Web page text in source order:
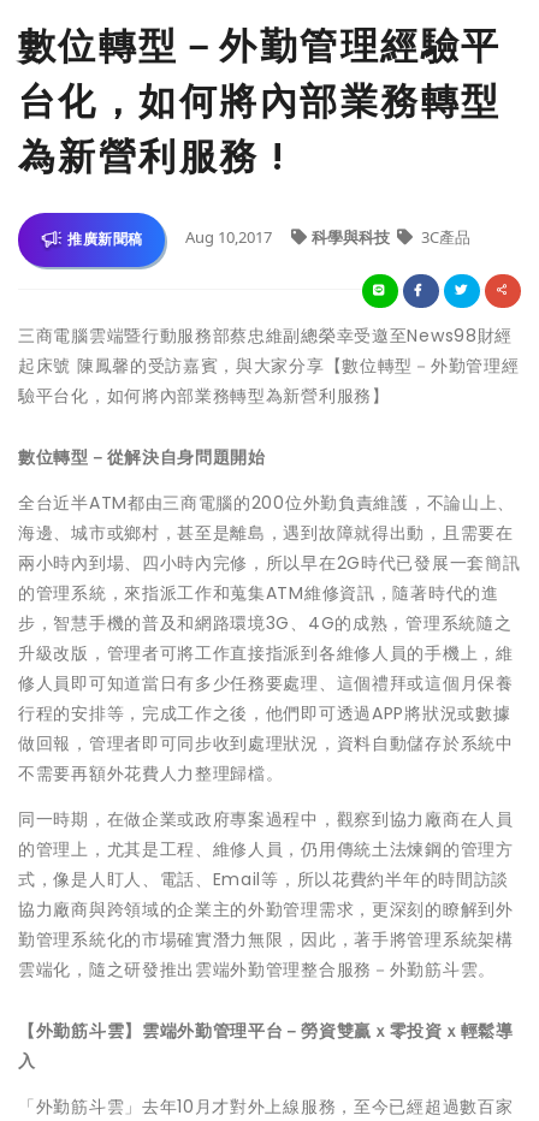
數位轉型－外勤管理經驗平
台化，如何將內部業務轉型
為新營利服務 !
推廣新聞稿 Aug 10,2017 科學與科技 3C產品
三商電腦雲端暨行動服務部蔡忠維副總榮幸受邀至News98財經
起床號 陳鳳馨的受訪嘉賓，與大家分享【數位轉型－外勤管理經
驗平台化，如何將內部業務轉型為新營利服務】
數位轉型－從解決自身問題開始
全台近半ATM都由三商電腦的200位外勤負責維護，不論山上、
海邊、城市或鄉村，甚至是離島，遇到故障就得出動，且需要在
兩小時內到場、四小時內完修，所以早在2G時代已發展一套簡訊
的管理系統，來指派工作和蒐集ATM維修資訊，隨著時代的進
步，智慧手機的普及和網路環境3G、4G的成熟，管理系統隨之
升級改版，管理者可將工作直接指派到各維修人員的手機上，維
修人員即可知道當日有多少任務要處理、這個禮拜或這個月保養
行程的安排等，完成工作之後，他們即可透過APP將狀況或數據
做回報，管理者即可同步收到處理狀況，資料自動儲存於系統中
不需要再額外花費人力整理歸檔。
同一時期，在做企業或政府專案過程中，觀察到協力廠商在人員
的管理上，尤其是工程、維修人員，仍用傳統土法煉鋼的管理方
式，像是人盯人、電話、Email等，所以花費約半年的時間訪談
協力廠商與跨領域的企業主的外勤管理需求，更深刻的瞭解到外
勤管理系統化的市場確實潛力無限，因此，著手將管理系統架構
雲端化，隨之研發推出雲端外勤管理整合服務－外勤筋斗雲。
【外勤筋斗雲】雲端外勤管理平台－勞資雙贏ｘ零投資ｘ輕鬆導
入
「外勤筋斗雲」去年10月才對外上線服務，至今已經超過數百家